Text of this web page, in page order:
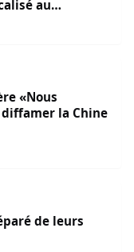
: Mame Mbaye Niang localisé au…
«Nous
diffamer la Chine
de leurs